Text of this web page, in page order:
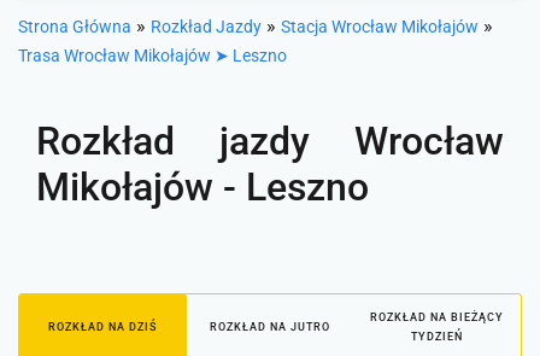
Strona Główna » Rozkład Jazdy » Stacja Wrocław Mikołajów »
Trasa Wrocław Mikołajów ➤ Leszno
Rozkład jazdy Wrocław
Mikołajów - Leszno
ROZKŁAD NA DZIŚ ROZKŁAD NA JUTRO
ROZKŁAD NA BIEŻĄCY
TYDZIEŃ